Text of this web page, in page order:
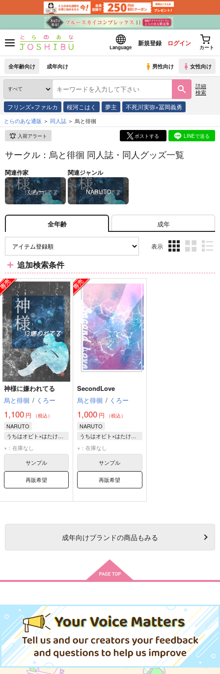
Language
新規登録 ログイン
カート
全年齢向け 成年向け 男性向け 女性向け
詳細
検索
フリンズ×ファルカ 桜河こはく 夢主 不死川実弥×冨岡義勇
とらのあな通販 同人誌 烏と徘徊
入荷アラート ポストする LINEで送る
サークル：烏と徘徊 同人誌・同人グッズ一覧
関連作家
くろー
関連ジャンル
NARUTO
全年齢 成年
表示
ム
ム
ム
追加検索条件
神様に嫌われてる
烏と徘徊 / くろー
1,100 円 （税込）
NARUTO
うちはオビト×はたけカカシ
うちはオビト
はたけカカシ
×：在庫なし
サンプル
再販希望
SecondLove
烏と徘徊 / くろー
1,000 円 （税込）
NARUTO
うちはオビト×はたけカカシ
うちはオビト
はたけカカシ
×：在庫なし
サンプル
再販希望
成年向けブランドの商品もみる